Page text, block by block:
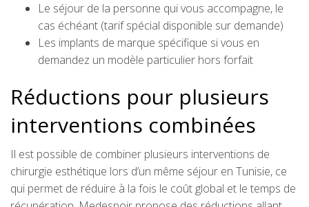
Le séjour de la personne qui vous accompagne, le
cas échéant (tarif spécial disponible sur demande)
Les implants de marque spécifique si vous en
demandez un modèle particulier hors forfait
Réductions pour plusieurs
interventions combinées
Il est possible de combiner plusieurs interventions de
chirurgie esthétique lors d’un même séjour en Tunisie, ce
qui permet de réduire à la fois le coût global et le temps de